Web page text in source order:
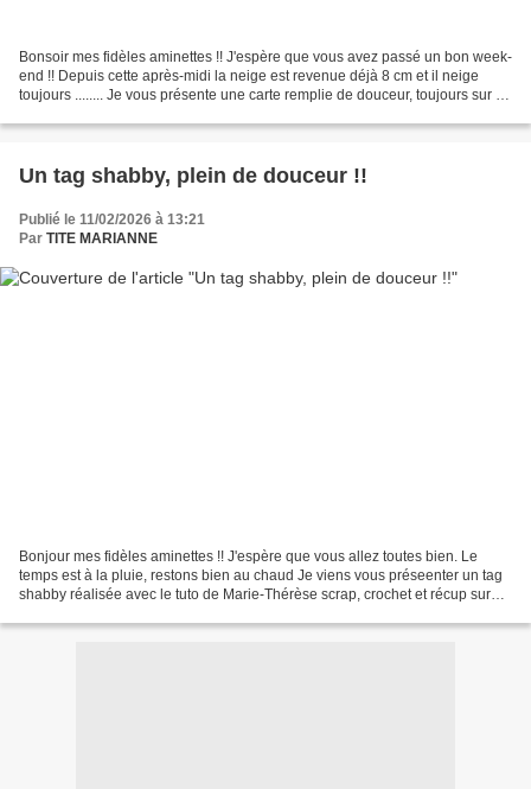
Bonsoir mes fidèles aminettes !! J'espère que vous avez passé un bon week-
end !! Depuis cette après-midi la neige est revenue déjà 8 cm et il neige
toujours ........ Je vous présente une carte remplie de douceur, toujours sur un
Un tag shabby, plein de douceur !!
Publié le 11/02/2026 à 13:21
Par TITE MARIANNE
Bonjour mes fidèles aminettes !! J'espère que vous allez toutes bien. Le
temps est à la pluie, restons bien au chaud Je viens vous préseenter un tag
shabby réalisée avec le tuto de Marie-Thérèse scrap, crochet et récup sur